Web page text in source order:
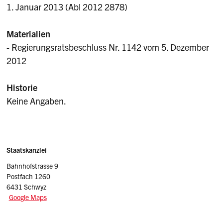
1. Januar 2013 (Abl 2012 2878)
Materialien
- Regierungsratsbeschluss Nr. 1142 vom 5. Dezember
2012
Historie
Keine Angaben.
Sidebar
Adresse
Staatskanzlei
Bahnhofstrasse 9
Postfach 1260
6431 Schwyz
Google Maps